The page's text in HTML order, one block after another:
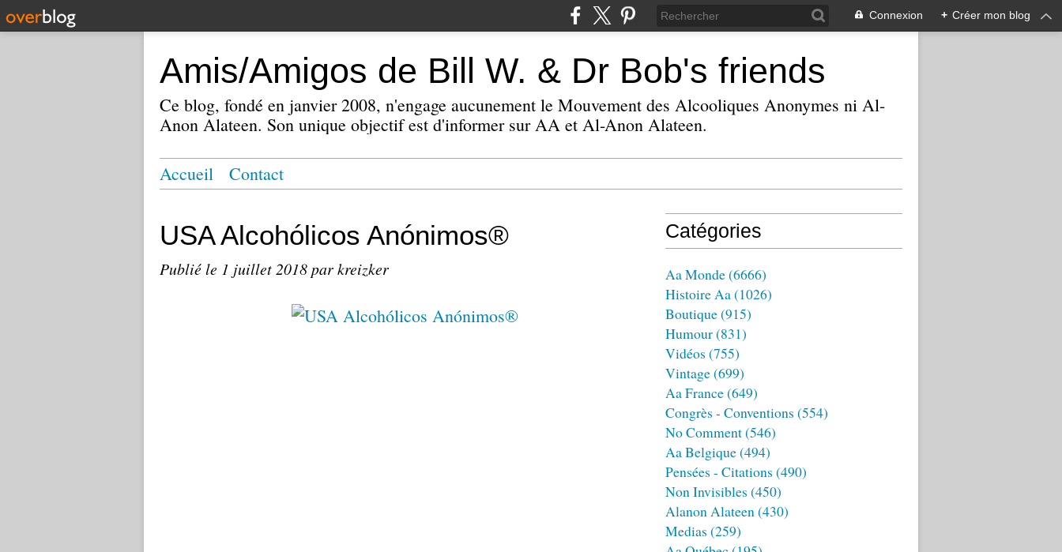
Connexion + Créer mon blog
Amis/Amigos de Bill W. & Dr Bob's friends
Ce blog, fondé en janvier 2008, n'engage aucunement le Mouvement des Alcooliques Anonymes ni Al-
Anon Alateen. Son unique objectif est d'informer sur AA et Al-Anon Alateen.
Accueil Contact
USA Alcohólicos Anónimos®
Publié le 1 juillet 2018par kreizker
Catégories
Aa Monde(6666)
Histoire Aa(1026)
Boutique(915)
Humour(831)
Vidéos (755)
Vintage(699)
Aa France(649)
Congrès - Conventions (554)
No Comment(546)
Aa Belgique(494)
Pensées - Citations (490)
Non Invisibles (450)
Alanon Alateen(430)
Medias (259)